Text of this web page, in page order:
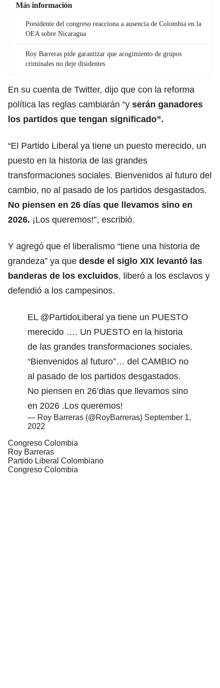
Más información
Presidente del congreso reacciona a ausencia de Colombia en la
OEA sobre Nicaragua
Roy Barreras pide garantizar que acogimiento de grupos
criminales no deje disidentes
En su cuenta de Twitter, dijo que con la reforma
política las reglas cambiarán “y serán ganadores
los partidos que tengan significado”.
“El Partido Liberal ya tiene un puesto merecido, un
puesto en la historia de las grandes
transformaciones sociales. Bienvenidos al futuro del
cambio, no al pasado de los partidos desgastados.
No piensen en 26 días que llevamos sino en
2026. ¡Los queremos!”, escribió.
Y agregó que el liberalismo “tiene una historia de
grandeza” ya que desde el siglo XIX levantó las
banderas de los excluidos, liberó a los esclavos y
defendió a los campesinos.
EL @PartidoLiberal ya tiene un PUESTO
merecido …. Un PUESTO en la historia
de las grandes transformaciones sociales.
“Bienvenidos al futuro”… del CAMBIO no
al pasado de los partidos desgastados.
No piensen en 26’dias que llevamos sino
en 2026 .Los queremos!
— Roy Barreras (@RoyBarreras) September 1,
2022
Congreso Colombia
Roy Barreras
Partido Liberal Colombiano
Congreso Colombia